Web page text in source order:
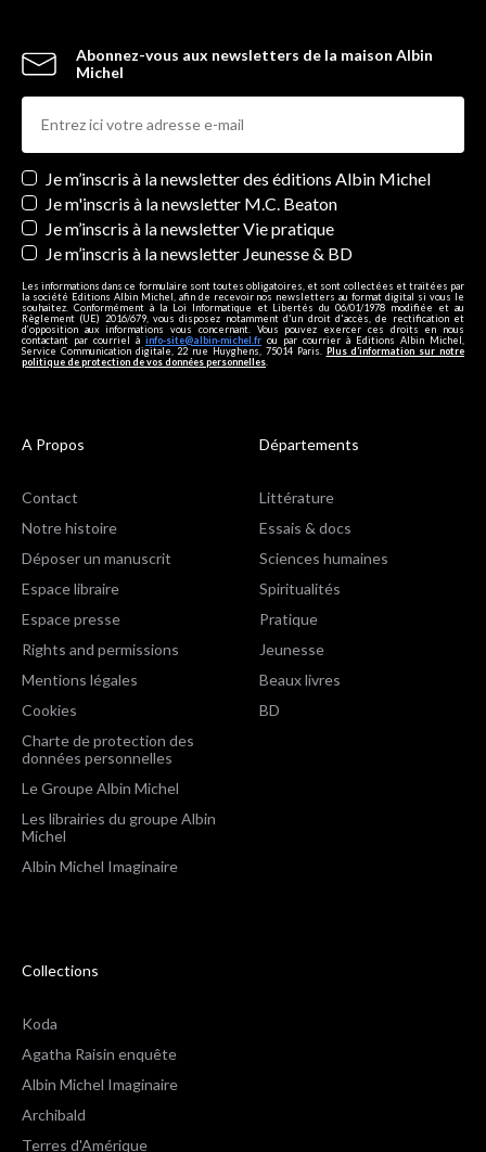
Abonnez-vous aux newsletters de la maison Albin
Michel
Newsletters
Je m’inscris à la newsletter des éditions Albin Michel
Je m'inscris à la newsletter M.C. Beaton
Je m’inscris à la newsletter Vie pratique
Je m’inscris à la newsletter Jeunesse & BD
Les informations dans ce formulaire sont toutes obligatoires, et sont collectées et traitées par
la société Editions Albin Michel, afin de recevoir nos newsletters au format digital si vous le
souhaitez. Conformément à la Loi Informatique et Libertés du 06/01/1978 modifiée et au
Règlement (UE) 2016/679, vous disposez notamment d'un droit d'accès, de rectification et
d’opposition aux informations vous concernant. Vous pouvez exercer ces droits en nous
contactant par courriel à info-site@albin-michel.fr ou par courrier à Editions Albin Michel,
Service Communication digitale, 22 rue Huyghens, 75014 Paris. Plus d’information sur notre
politique de protection de vos données personnelles
A Propos
Contact
Notre histoire
Déposer un manuscrit
Espace libraire
Espace presse
Rights and permissions
Mentions légales
Cookies
Charte de protection des
données personnelles
Le Groupe Albin Michel
Les librairies du groupe Albin
Michel
Albin Michel Imaginaire
Départements
Littérature
Essais & docs
Sciences humaines
Spiritualités
Pratique
Jeunesse
Beaux livres
BD
Collections
Koda
Agatha Raisin enquête
Albin Michel Imaginaire
Archibald
Terres d'Amérique